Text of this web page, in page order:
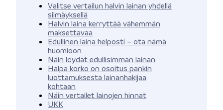
Valitse vertailun halvin lainan yhdellä
silmäyksellä
Halvin laina kerryttää vähemmän
maksettavaa
Edullinen laina helposti – ota nämä
huomioon
Näin löydät edullisimman lainan
Halpa korko on osoitus pankin
luottamuksesta lainanhakijaa
kohtaan
Näin vertailet lainojen hinnat
UKK